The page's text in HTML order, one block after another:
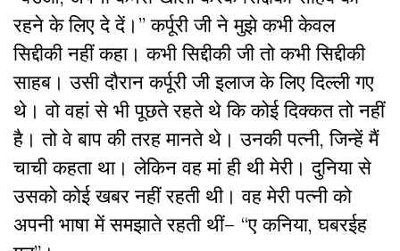
रहने के लिए दे दें।” कर्पूरी जी ने मुझे कभी केवल
सिद्दीकी नहीं कहा। कभी सिद्दीकी जी तो कभी सिद्दीकी
साहब। उसी दौरान कर्पूरी जी इलाज के लिए दिल्ली गए
थे। वो वहां से भी पूछते रहते थे कि कोई दिक्कत तो नहीं
है। तो वे बाप की तरह मानते थे। उनकी पत्नी,जिन्हें मैं
चाचीकहता था। लेकिन वह मां ही थी मेरी। दुनिया से
उसको कोई खबर नहीं रहती थी। वह मेरी पत्नी को
अपनी भाषा में समझाते रहती थीं– “ए कनिया, घबरईह